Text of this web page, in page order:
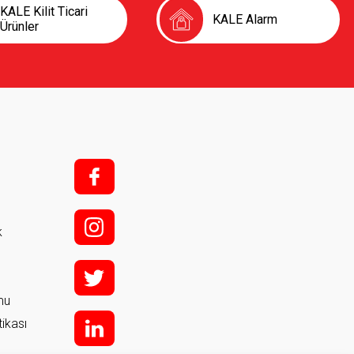
KALE Kilit Ticari
Ürünler
KALE Alarm
f;
i;
t
l